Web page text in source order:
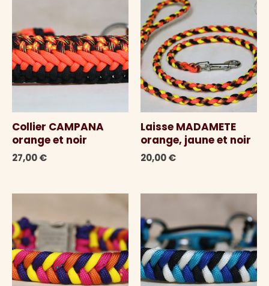
Collier CAMPANA
orange et noir
27,00€
Laisse MADAMETE
orange, jaune et noir
20,00€